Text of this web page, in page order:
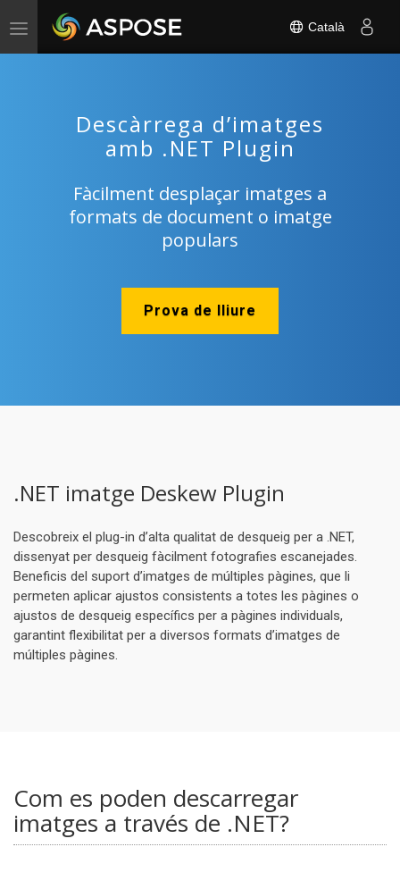
Toggle
Català
Descàrrega d’imatges
amb .NET Plugin
Fàcilment desplaçar imatges a
formats de document o imatge
populars
Prova de lliure
.NET imatge Deskew Plugin
Descobreix el plug-in d’alta qualitat de desqueig per a .NET,
dissenyat per desqueig fàcilment fotografies escanejades.
Beneficis del suport d’imatges de múltiples pàgines, que li
permeten aplicar ajustos consistents a totes les pàgines o
ajustos de desqueig específics per a pàgines individuals,
garantint flexibilitat per a diversos formats d’imatges de
múltiples pàgines.
Com es poden descarregar
imatges a través de .NET?